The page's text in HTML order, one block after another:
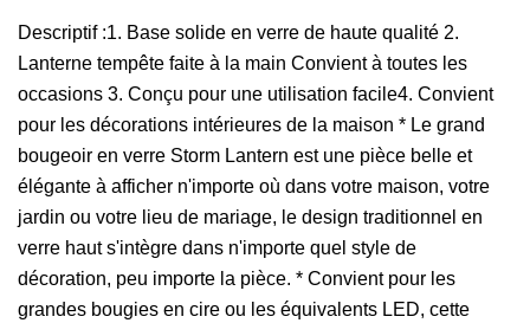
Descriptif :1. Base solide en verre de haute qualité 2.
Lanterne tempête faite à la main Convient à toutes les
occasions 3. Conçu pour une utilisation facile4. Convient
pour les décorations intérieures de la maison * Le grand
bougeoir en verre Storm Lantern est une pièce belle et
élégante à afficher n'importe où dans votre maison, votre
jardin ou votre lieu de mariage, le design traditionnel en
verre haut s'intègre dans n'importe quel style de
décoration, peu importe la pièce. * Convient pour les
grandes bougies en cire ou les équivalents LED, cette